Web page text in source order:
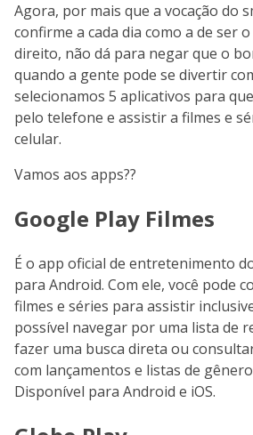
Agora, por mais que a vocação do
confirme a cada dia como a de ser
direito, não dá para negar que o
quando a gente pode se divertir
selecionamos 5 aplicativos para
pelo telefone e assistir a filmes e
celular.
Vamos aos apps??
Google Play Filmes
É o app oficial de entretenimento
para Android. Com ele, você pode
filmes e séries para assistir
possível navegar por uma lista de
fazer uma busca direta ou
com lançamentos e listas de
Disponível para Android e iOS.